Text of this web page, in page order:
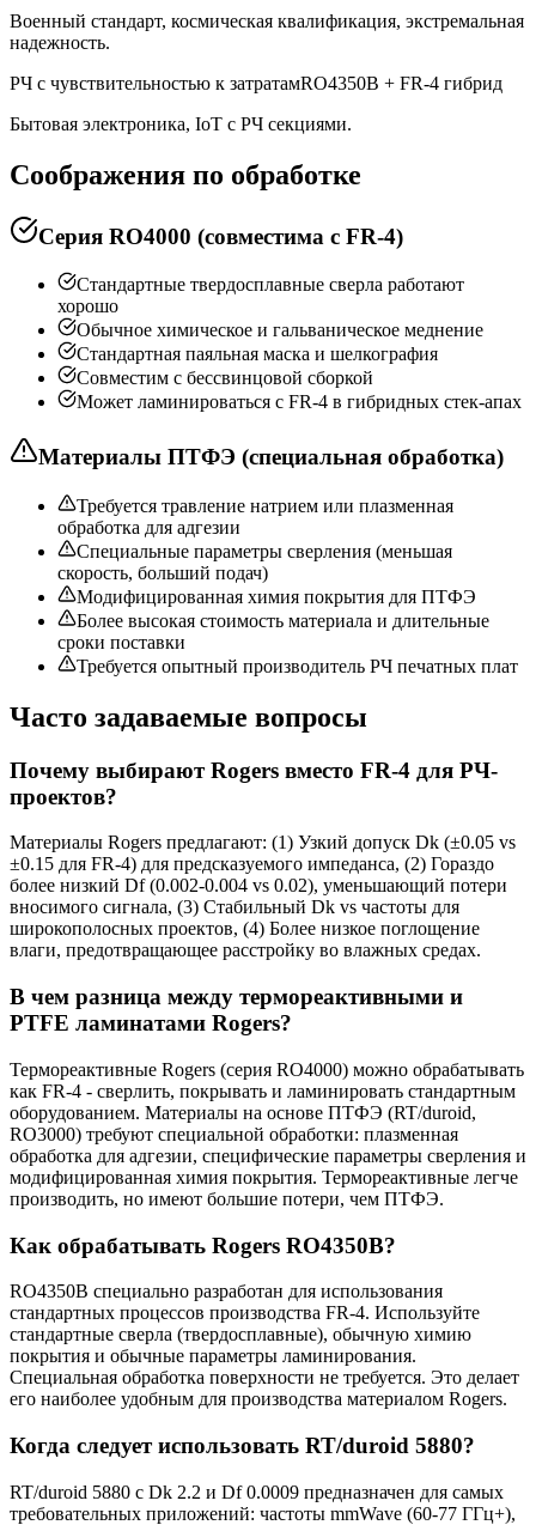
Военный стандарт, космическая квалификация, экстремальная
надежность.
РЧ с чувствительностью к затратамRO4350B + FR-4 гибрид
Бытовая электроника, IoT с РЧ секциями.
Соображения по обработке
Серия RO4000 (совместима с FR-4)
Стандартные твердосплавные сверла работают
хорошо
Обычное химическое и гальваническое меднение
Стандартная паяльная маска и шелкография
Совместим с бессвинцовой сборкой
Может ламинироваться с FR-4 в гибридных стек-апах
Материалы ПТФЭ (специальная обработка)
Требуется травление натрием или плазменная
обработка для адгезии
Специальные параметры сверления (меньшая
скорость, больший подач)
Модифицированная химия покрытия для ПТФЭ
Более высокая стоимость материала и длительные
сроки поставки
Требуется опытный производитель РЧ печатных плат
Часто задаваемые вопросы
Почему выбирают Rogers вместо FR-4 для РЧ-
проектов?
Материалы Rogers предлагают: (1) Узкий допуск Dk (±0.05 vs
±0.15 для FR-4) для предсказуемого импеданса, (2) Гораздо
более низкий Df (0.002-0.004 vs 0.02), уменьшающий потери
вносимого сигнала, (3) Стабильный Dk vs частоты для
широкополосных проектов, (4) Более низкое поглощение
влаги, предотвращающее расстройку во влажных средах.
В чем разница между термореактивными и
PTFE ламинатами Rogers?
Термореактивные Rogers (серия RO4000) можно обрабатывать
как FR-4 - сверлить, покрывать и ламинировать стандартным
оборудованием. Материалы на основе ПТФЭ (RT/duroid,
RO3000) требуют специальной обработки: плазменная
обработка для адгезии, специфические параметры сверления и
модифицированная химия покрытия. Термореактивные легче
производить, но имеют большие потери, чем ПТФЭ.
Как обрабатывать Rogers RO4350B?
RO4350B специально разработан для использования
стандартных процессов производства FR-4. Используйте
стандартные сверла (твердосплавные), обычную химию
покрытия и обычные параметры ламинирования.
Специальная обработка поверхности не требуется. Это делает
его наиболее удобным для производства материалом Rogers.
Когда следует использовать RT/duroid 5880?
RT/duroid 5880 с Dk 2.2 и Df 0.0009 предназначен для самых
требовательных приложений: частоты mmWave (60-77 ГГц+),